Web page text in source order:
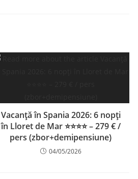
Vacanță în Spania 2026: 6 nopți
în Lloret de Mar ⭐⭐⭐⭐ – 279 € /
pers (zbor+demipensiune)
04/05/2026